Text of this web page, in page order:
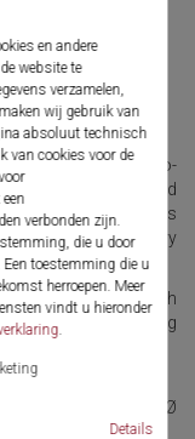
en andere
website te
verzamelen,
wij gebruik van
absoluut technisch
van cookies voor de
verbonden zijn.
die u door
toestemming die u
herroepen. Meer
vindt u hieronder
.
Details
fiber uretero-
children, and
channel allows
auxiliary
Renoscopes with
channel including
LithoClast
probe Ø